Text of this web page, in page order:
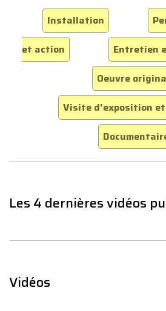
Installation
et action
Entretien
Oeuvre
Visite d'exposition
Les 4 dernières vidéos
Vidéos